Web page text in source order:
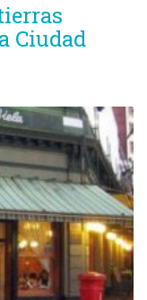
Ciudad